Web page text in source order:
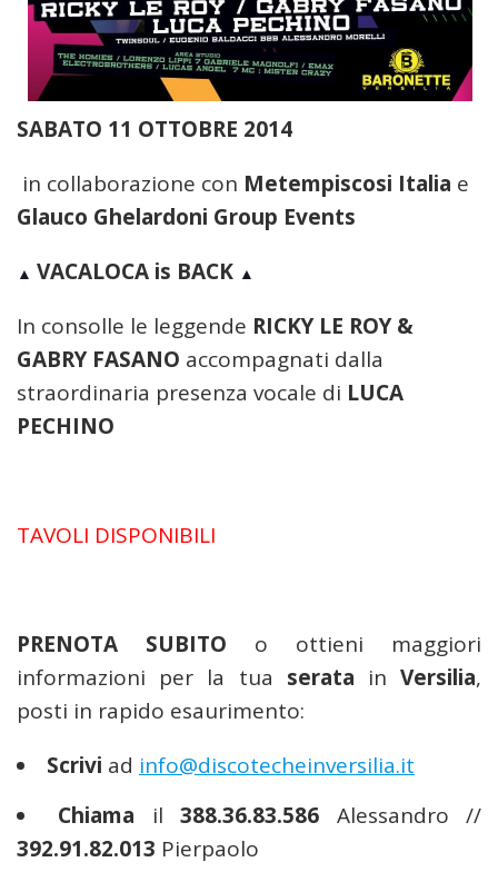
SABATO 11 OTTOBRE 2014
in collaborazione con Metempiscosi Italia e
Glauco Ghelardoni Group Events
▲ VACALOCA is BACK ▲
In consolle le leggende RICKY LE ROY &
GABRY FASANO accompagnati dalla
straordinaria presenza vocale di LUCA
PECHINO
TAVOLI DISPONIBILI
PRENOTA SUBITO o ottieni maggiori
informazioni per la tua serata inVersilia,
posti in rapido esaurimento:
Scrivi ad info@discotecheinversilia.it
Chiama il388.36.83.586 Alessandro //
392.91.82.013 Pierpaolo